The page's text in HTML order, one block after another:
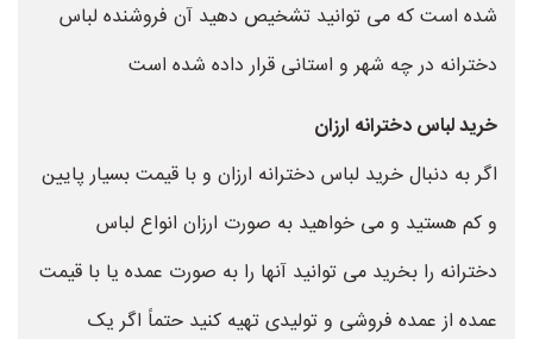
شده است که می توانید تشخیص دهید آن فروشنده لباس
دخترانه در چه شهر و استانی قرار داده شده است
خرید لباس دخترانه ارزان
اگر به دنبال خرید لباس دخترانه ارزان و با قیمت بسیار پایین
و کم هستید و می خواهید به صورت ارزان انواع لباس
دخترانه را بخرید می توانید آنها را به صورت عمده یا با قیمت
عمده از عمده فروشی و تولیدی تهیه کنید حتماً اگر یک